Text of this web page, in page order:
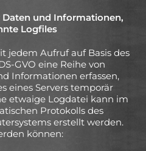
und Informationen,
Logfiles
jedem Aufruf auf Basis des
GVO eine Reihe von
Informationen erfassen,
eines Servers temporär
etwaige Logdatei kann im
Protokolls des
erstellt werden.
können: